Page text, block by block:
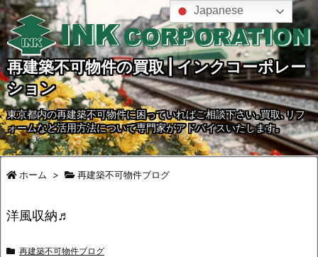
再建築不可物件の買取 | インクコーポレー
ション
東京都内の再建築不可物件に困っていればご相談下さい｡買取､リフ
ォームなど活用方法について専門家がアドバイスいたします｡
ホーム > 再建築不可物件ブログ
洋風収納♬
再建築不可物件ブログ
Japanese